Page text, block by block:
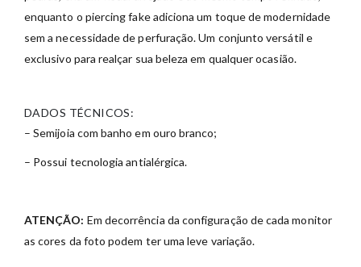
enquanto o piercing fake adiciona um toque de modernidade
sem a necessidade de perfuração. Um conjunto versátil e
exclusivo para realçar sua beleza em qualquer ocasião.
DADOS TÉCNICOS:
– Semijoia com banho em ouro branco;
– Possui tecnologia antialérgica.
ATENÇÃO: Em decorrência da configuração de cada monitor
as cores da foto podem ter uma leve variação.